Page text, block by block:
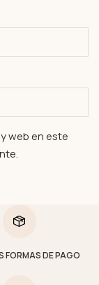
web en este
FORMAS DE PAGO